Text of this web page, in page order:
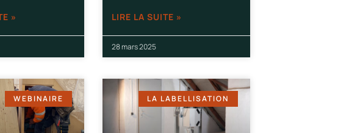
»
LIRE LA SUITE »
28 mars 2025
WEBINAIRE LA LABELLISATION